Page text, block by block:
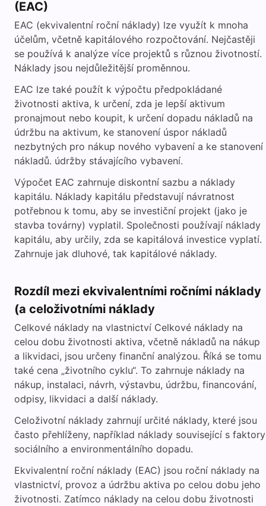
(EAC)
EAC (ekvivalentní roční náklady) lze využít k mnoha
účelům, včetně kapitálového rozpočtování. Nejčastěji
se používá k analýze více projektů s různou životností.
Náklady jsou nejdůležitější proměnnou.
EAC lze také použít k výpočtu předpokládané
životnosti aktiva, k určení, zda je lepší aktivum
pronajmout nebo koupit, k určení dopadu nákladů na
údržbu na aktivum, ke stanovení úspor nákladů
nezbytných pro nákup nového vybavení a ke stanovení
nákladů. údržby stávajícího vybavení.
Výpočet EAC zahrnuje diskontní sazbu a náklady
kapitálu. Náklady kapitálu představují návratnost
potřebnou k tomu, aby se investiční projekt (jako je
stavba továrny) vyplatil. Společnosti používají náklady
kapitálu, aby určily, zda se kapitálová investice vyplatí.
Zahrnuje jak dluhové, tak kapitálové náklady.
Rozdíl mezi ekvivalentními ročními náklady
(a celoživotními náklady
Celkové náklady na vlastnictví Celkové náklady na
celou dobu životnosti aktiva, včetně nákladů na nákup
a likvidaci, jsou určeny finanční analýzou. Říká se tomu
také cena „životního cyklu“. To zahrnuje náklady na
nákup, instalaci, návrh, výstavbu, údržbu, financování,
odpisy, likvidaci a další náklady.
Celoživotní náklady zahrnují určité náklady, které jsou
často přehlíženy, například náklady související s faktory
sociálního a environmentálního dopadu.
Ekvivalentní roční náklady (EAC) jsou roční náklady na
vlastnictví, provoz a údržbu aktiva po celou dobu jeho
životnosti. Zatímco náklady na celou dobu životnosti